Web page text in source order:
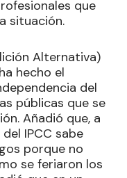
que
situación.
Alternativa)
hecho el
del
públicas que se
Añadió que, a
IPCC sabe
porque no
se feriaron los